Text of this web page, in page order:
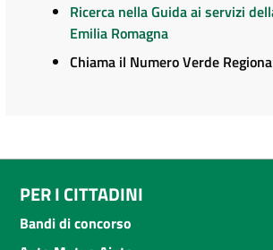
Ricerca nella Guida ai servizi
Emilia Romagna
Chiama il Numero Verde
PER I CITTADINI
Bandi di concorso